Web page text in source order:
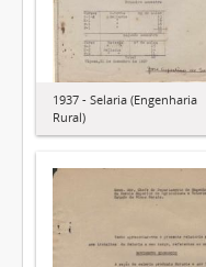
1937 - Selaria (Engenharia
Rural)